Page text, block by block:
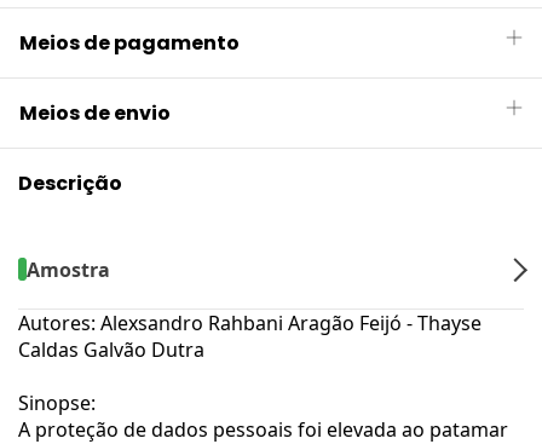
Meios de pagamento
Meios de envio
Descrição
Amostra
Autores: Alexsandro Rahbani Aragão Feijó - Thayse
Caldas Galvão Dutra
Sinopse:
A proteção de dados pessoais foi elevada ao patamar